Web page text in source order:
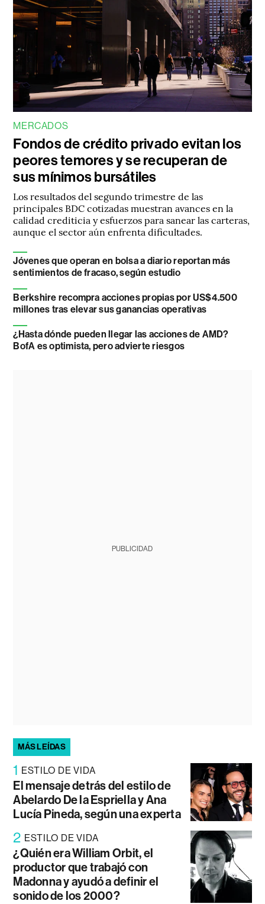
MERCADOS
Fondos de crédito privado evitan los
peores temores y se recuperan de
sus mínimos bursátiles
Los resultados del segundo trimestre de las
principales BDC cotizadas muestran avances en la
calidad crediticia y esfuerzos para sanear las carteras,
aunque el sector aún enfrenta dificultades.
Jóvenes que operan en bolsa a diario reportan más
sentimientos de fracaso, según estudio
Berkshire recompra acciones propias por US$4.500
millones tras elevar sus ganancias operativas
¿Hasta dónde pueden llegar las acciones de AMD?
BofA es optimista, pero advierte riesgos
PUBLICIDAD
MÁS LEÍDAS
1 ESTILO DE VIDA
El mensaje detrás del estilo de
Abelardo De la Espriella y Ana
Lucía Pineda, según una experta
2 ESTILO DE VIDA
¿Quién era William Orbit, el
productor que trabajó con
Madonna y ayudó a definir el
sonido de los 2000?